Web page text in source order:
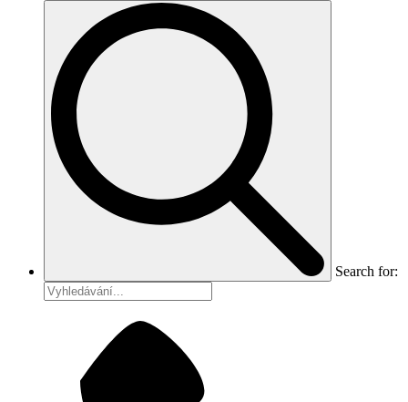
Search for: